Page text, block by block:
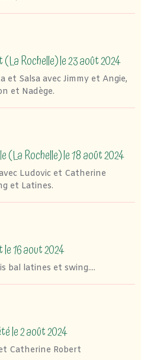
Rochelle) le 23 août 2024
Salsa avec Jimmy et Angie,
et Nadège.
(La Rochelle) le 18 août 2024
Ludovic et Catherine
et Latines.
16 aout 2024
bal latines et swing....
le 2 août 2024
Catherine Robert